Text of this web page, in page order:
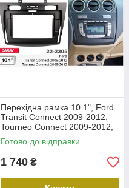
Перехідна рамка 10.1", Ford
Transit Connect 2009-2012,
Tourneo Connect 2009-2012,
Carav 22-2305
Готово до відправки
1 740 ₴